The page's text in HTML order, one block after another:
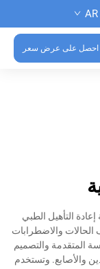
AR
احصل على عرض سعر
إعادة التأهيل الطبي
الحالات والاضطرابات
المتقدمة والتصميم
والأصابع. وتستخدم